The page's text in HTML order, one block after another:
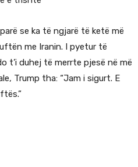
se ka të ngjarë të ketë më
me Iranin. I pyetur të
t’i duhej të merrte pjesë në më
Trump tha: “Jam i sigurt. E